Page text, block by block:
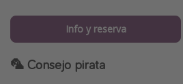
Info y reserva
🦜 Consejo pirata